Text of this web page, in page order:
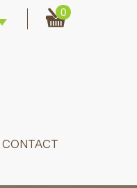
0
CONTACT